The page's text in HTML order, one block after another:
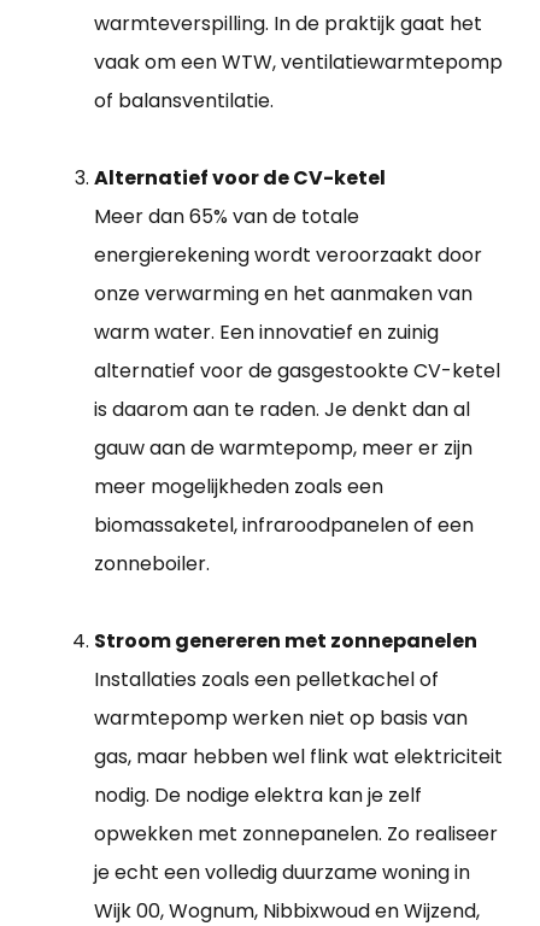
warmteverspilling. In de praktijk gaat het
vaak om een WTW, ventilatiewarmtepomp
of balansventilatie.
Alternatief voor de CV-ketel
Meer dan 65% van de totale
energierekening wordt veroorzaakt door
onze verwarming en het aanmaken van
warm water. Een innovatief en zuinig
alternatief voor de gasgestookte CV-ketel
is daarom aan te raden. Je denkt dan al
gauw aan de warmtepomp, meer er zijn
meer mogelijkheden zoals een
biomassaketel, infraroodpanelen of een
zonneboiler.
Stroom genereren met zonnepanelen
Installaties zoals een pelletkachel of
warmtepomp werken niet op basis van
gas, maar hebben wel flink wat elektriciteit
nodig. De nodige elektra kan je zelf
opwekken met zonnepanelen. Zo realiseer
je echt een volledig duurzame woning in
Wijk 00, Wognum, Nibbixwoud en Wijzend,